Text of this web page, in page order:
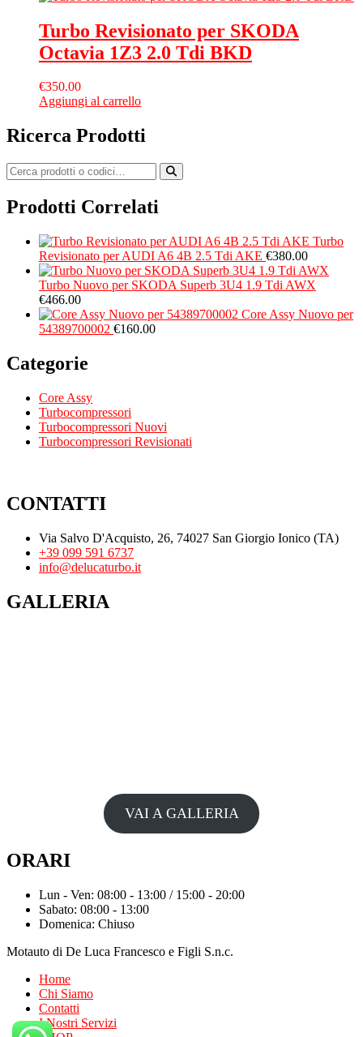
Turbo Revisionato per SKODA
Octavia 1Z3 2.0 Tdi BKD
€350.00
Aggiungi al carrello
Ricerca Prodotti
Prodotti Correlati
Turbo
Revisionato per AUDI A6 4B 2.5 Tdi AKE €380.00
Turbo Nuovo per SKODA Superb 3U4 1.9 Tdi AWX
€466.00
Core Assy Nuovo per
54389700002 €160.00
Categorie
Core Assy
Turbocompressori
Turbocompressori Nuovi
Turbocompressori Revisionati
CONTATTI
Via Salvo D'Acquisto, 26, 74027 San Giorgio Ionico (TA)
+39 099 591 6737
info@delucaturbo.it
GALLERIA
VAI A GALLERIA
ORARI
Lun - Ven: 08:00 - 13:00 / 15:00 - 20:00
Sabato: 08:00 - 13:00
Domenica: Chiuso
Motauto di De Luca Francesco e Figli S.n.c.
Home
Chi Siamo
Contatti
I Nostri Servizi